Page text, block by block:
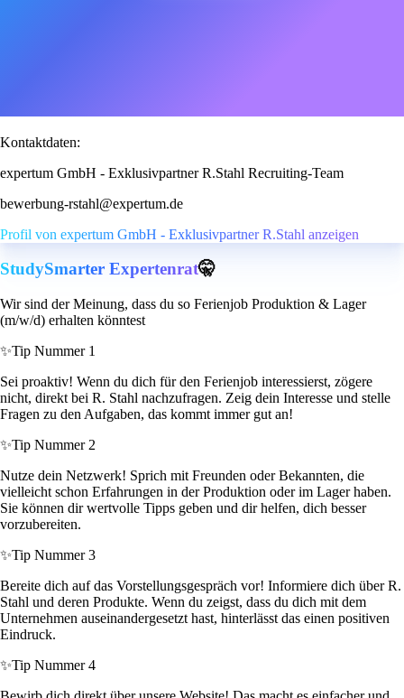
Kontaktdaten:
expertum GmbH - Exklusivpartner R.Stahl Recruiting-Team
bewerbung-rstahl@expertum.de
Profil von expertum GmbH - Exklusivpartner R.Stahl anzeigen
StudySmarter Expertenrat🤫
Wir sind der Meinung, dass du so Ferienjob Produktion & Lager
(m/w/d) erhalten könntest
✨Tip Nummer 1
Sei proaktiv! Wenn du dich für den Ferienjob interessierst, zögere
nicht, direkt bei R. Stahl nachzufragen. Zeig dein Interesse und stelle
Fragen zu den Aufgaben, das kommt immer gut an!
✨Tip Nummer 2
Nutze dein Netzwerk! Sprich mit Freunden oder Bekannten, die
vielleicht schon Erfahrungen in der Produktion oder im Lager haben.
Sie können dir wertvolle Tipps geben und dir helfen, dich besser
vorzubereiten.
✨Tip Nummer 3
Bereite dich auf das Vorstellungsgespräch vor! Informiere dich über R.
Stahl und deren Produkte. Wenn du zeigst, dass du dich mit dem
Unternehmen auseinandergesetzt hast, hinterlässt das einen positiven
Eindruck.
✨Tip Nummer 4